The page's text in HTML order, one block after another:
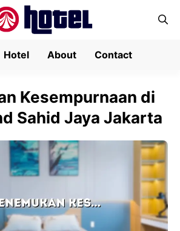
Hotel About Contact
Kesempurnaan di
Sahid Jaya Jakarta